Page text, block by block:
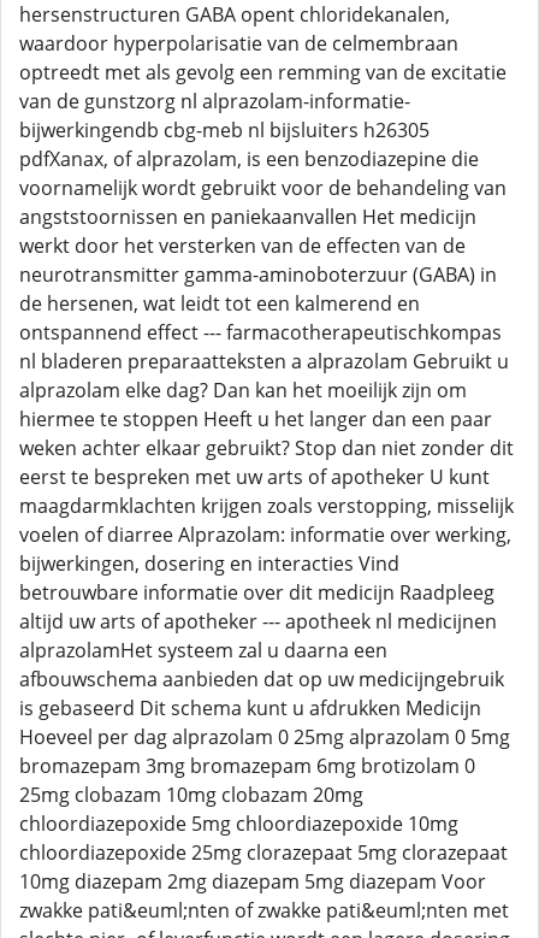
hersenstructuren GABA opent chloridekanalen,
waardoor hyperpolarisatie van de celmembraan
optreedt met als gevolg een remming van de excitatie
van de gunstzorg nl alprazolam-informatie-
bijwerkingendb cbg-meb nl bijsluiters h26305
pdfXanax, of alprazolam, is een benzodiazepine die
voornamelijk wordt gebruikt voor de behandeling van
angststoornissen en paniekaanvallen Het medicijn
werkt door het versterken van de effecten van de
neurotransmitter gamma-aminoboterzuur (GABA) in
de hersenen, wat leidt tot een kalmerend en
ontspannend effect --- farmacotherapeutischkompas
nl bladeren preparaatteksten a alprazolam Gebruikt u
alprazolam elke dag? Dan kan het moeilijk zijn om
hiermee te stoppen Heeft u het langer dan een paar
weken achter elkaar gebruikt? Stop dan niet zonder dit
eerst te bespreken met uw arts of apotheker U kunt
maagdarmklachten krijgen zoals verstopping, misselijk
voelen of diarree Alprazolam: informatie over werking,
bijwerkingen, dosering en interacties Vind
betrouwbare informatie over dit medicijn Raadpleeg
altijd uw arts of apotheker --- apotheek nl medicijnen
alprazolamHet systeem zal u daarna een
afbouwschema aanbieden dat op uw medicijngebruik
is gebaseerd Dit schema kunt u afdrukken Medicijn
Hoeveel per dag alprazolam 0 25mg alprazolam 0 5mg
bromazepam 3mg bromazepam 6mg brotizolam 0
25mg clobazam 10mg clobazam 20mg
chloordiazepoxide 5mg chloordiazepoxide 10mg
chloordiazepoxide 25mg clorazepaat 5mg clorazepaat
10mg diazepam 2mg diazepam 5mg diazepam Voor
zwakke pati&euml;nten of zwakke pati&euml;nten met